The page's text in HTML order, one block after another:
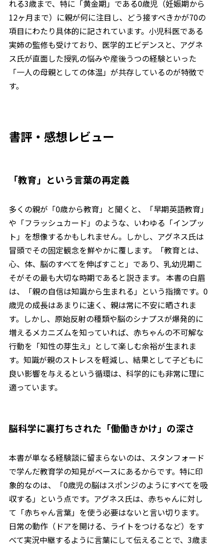
れる3歳まで、特に「黄金期」である0歳児（妊娠期から
12ヶ月まで）に親が何に注目し、どう接すべきかが70の
項目にわたり具体的に記されています。小児科医である
実姉の監修も受けており、医学的エビデンスと、アグネ
ス氏が直面した授乳の悩みや産後うつの経験といった
「一人の母親としての体温」が共存しているのが特徴で
す。
書評・感想レビュー
「教育」という言葉の再定義
多くの親が「0歳から教育」と聞くと、「早期英語教育」
や「フラッシュカード」のような、いわゆる「インプッ
ト」を想像するかもしれません。しかし、アグネス氏は
冒頭でその固定観念を鮮やかに覆します。「教育とは、
心、体、脳のすべてを伸ばすこと」であり、乳幼児期こ
そがその最も大切な時期であると説きます。 本書の白眉
は、「親の自信は知識から生まれる」という指摘です。0
歳児の成長はあまりに速く、親は常に不安に晒されま
す。しかし、原始反射の種類や脳のシナプスが爆発的に
増えるメカニズムを知っていれば、赤ちゃんの不可解な
行動を「知性の芽生え」として楽しむ余裕が生まれま
す。知識が親のストレスを軽減し、結果として子どもに
良い影響を与えるという循環は、科学的にも非常に理に
適っています。
脳科学に裏打ちされた「働働きかけ」の深さ
本書が単なる経験談に留まらないのは、スタンフォード
で学んだ教育学の知見がベースにあるからです。特に印
象的なのは、「0歳児の脳はスポンジのようにすべてを吸
収する」という点です。アグネス氏は、赤ちゃんに対し
て「赤ちゃん言葉」を使う必要はないと言い切ります。
日常の動作（ドアを開ける、ライトをつけるなど）をす
べて実況中継するように言葉にして伝えることで、3歳ま